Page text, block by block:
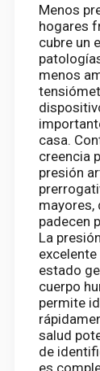
Menos
hogares
cubre un
menos
casa.
creencia
presión
mayores,
padecen
La
estado
cuerpo
permite
salud
de
es